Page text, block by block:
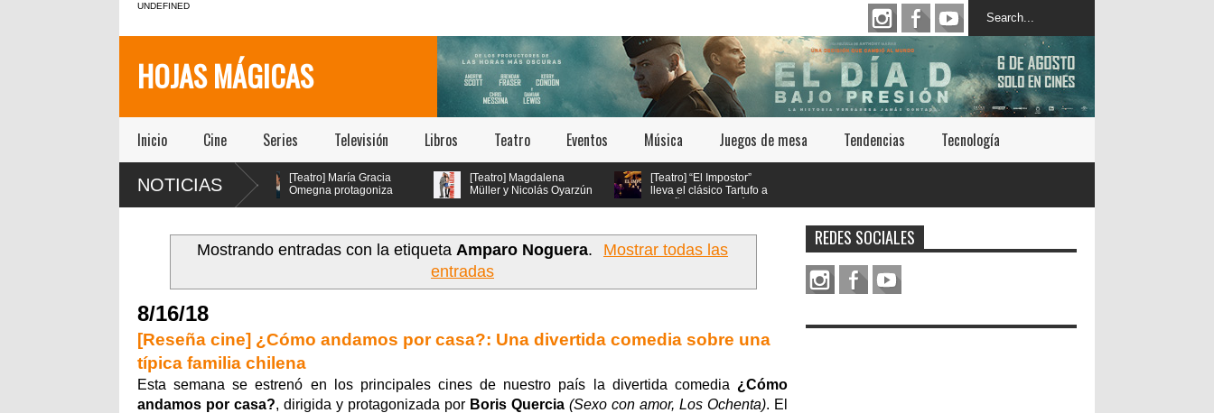
UNDEFINED
HOJAS MÁGICAS
Inicio Cine Series Televisión Libros Teatro Eventos Música Juegos de mesa Tendencias Tecnología
NOTICIAS
PA$$$TA(YO)BA$$$E!!!!
[Teatro] María Gracia
Omegna protagoniza
“Las cosas
[Teatro] Magdalena
Müller y Nicolás Oyarzún
[Teatro] “El Impostor”
lleva el clásico Tartufo a
Mostrando entradas con la etiqueta Amparo Noguera.
Mostrar todas las
entradas
8/16/18
[Reseña cine] ¿Cómo andamos por casa?: Una divertida comedia sobre una
típica familia chilena
Esta semana se estrenó en los principales cines de nuestro país la divertida comedia ¿Cómo
andamos por casa?, dirigida y protagonizada por Boris Quercia (Sexo con amor, Los Ochenta). El
REDES SOCIALES